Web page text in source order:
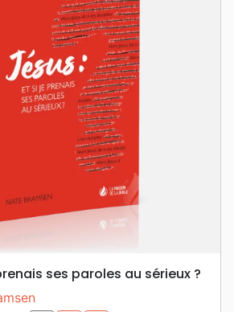
ses paroles au sérieux ?